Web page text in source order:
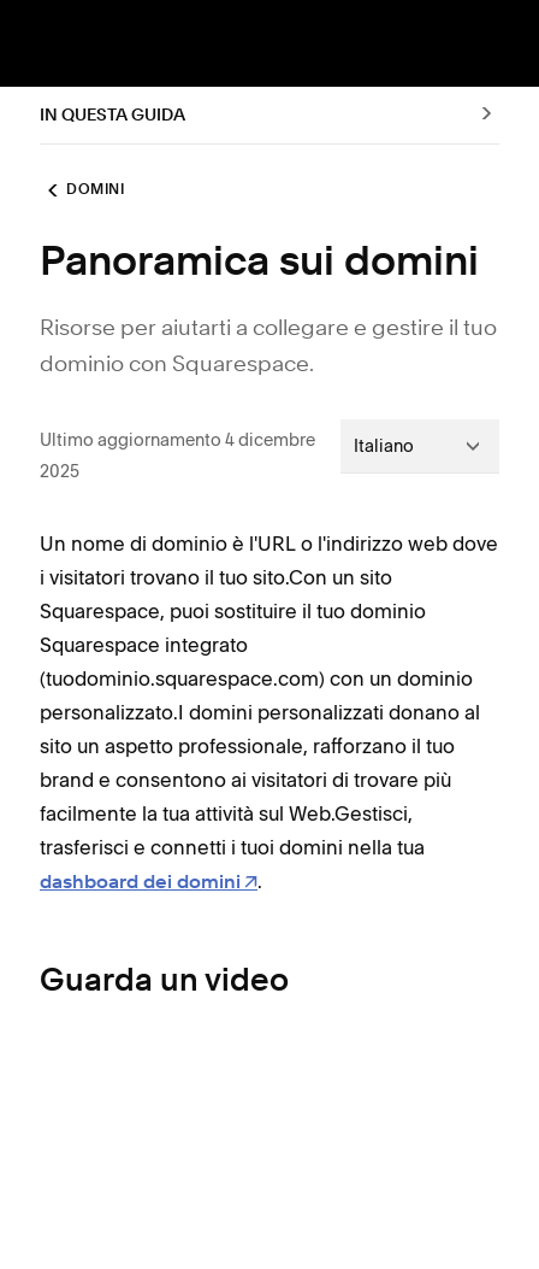
IN QUESTA GUIDA
DOMINI
Panoramica sui domini
Risorse per aiutarti a collegare e gestire il tuo
dominio con Squarespace.
Ultimo aggiornamento 4 dicembre
2025
Italiano
Un nome di dominio è l'URL o l'indirizzo web dove
i visitatori trovano il tuo sito.Con un sito
Squarespace, puoi sostituire il tuo dominio
Squarespace integrato
(tuodominio.squarespace.com) con un dominio
personalizzato.I domini personalizzati donano al
sito un aspetto professionale, rafforzano il tuo
brand e consentono ai visitatori di trovare più
facilmente la tua attività sul Web.Gestisci,
trasferisci e connetti i tuoi domini nella tua
dashboard dei domini .
Guarda un video